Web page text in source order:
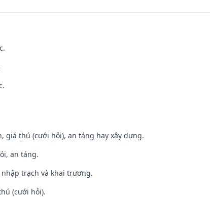
giá thú (cưới hỏi), an táng hay xây dựng.
an táng.
nhập trạch và khai trương.
(cưới hỏi).